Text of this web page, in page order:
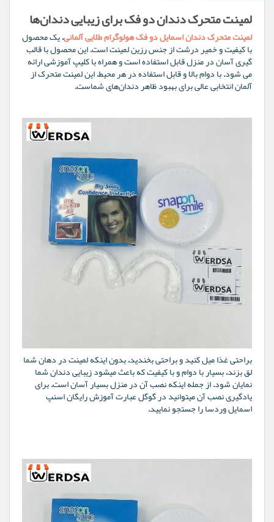
لمینت متحرک دندان دو فک برای زیبایی دندان‌ها
لمینت متحرک دندان اسمایل دو فک هولوگرام طلایی آلمانی، یک محصول
با کیفیت و خمیر درشت از جنس رزین لمینت است. این محصول با قالب
گیری آسان در منزل قابل استفاده است و همراه با کلیپ آموزشی ارائه
می شود. با دوام بالا و قابل استفاده در هر محیط، این لمینت متحرک از
آلمان انتخابی عالی برای بهبود ظاهر دندان‌های شماست.
براحتی غذا میل کنید و براحتی بخندید، بدون اینکه لمینت در دهان شما
لق بزند، بسیار با دوام و با کیفیت که باعث میشود زیبایی دندان شما
نمایان شود. از جمله اینکه نصب آن در منزل بسیار آسان است. برای
یادگیری نصب آن میتوانید در گوگل عبارت آموزش رایگان اسنپ
اسمایل وردسا را جستجو نمایید.